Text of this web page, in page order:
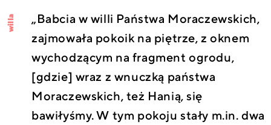
„Babcia w willi Państwa Moraczewskich,
zajmowała pokoik na piętrze, z oknem
wychodzącym na fragment ogrodu,
[gdzie] wraz z wnuczką państwa
Moraczewskich, też Hanią, się
bawiłyśmy. W tym pokoju stały m.in. dwa
willa